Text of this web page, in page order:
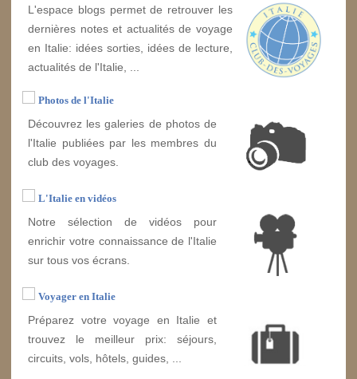
L'espace blogs permet de retrouver les
dernières notes et actualités de voyage
en Italie: idées sorties, idées de lecture,
actualités de l'Italie, ...
Photos de l'Italie
Découvrez les galeries de photos de
l'Italie publiées par les membres du
club des voyages.
L'Italie en vidéos
Notre sélection de vidéos pour
enrichir votre connaissance de l'Italie
sur tous vos écrans.
Voyager en Italie
Préparez votre voyage en Italie et
trouvez le meilleur prix: séjours,
circuits, vols, hôtels, guides, ...